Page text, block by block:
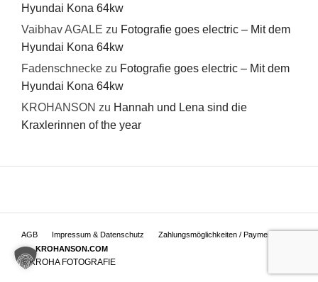
Hyundai Kona 64kw
Vaibhav AGALE zu Fotografie goes electric – Mit dem
Hyundai Kona 64kw
Fadenschnecke zu Fotografie goes electric – Mit dem
Hyundai Kona 64kw
KROHANSON zu Hannah und Lena sind die
Kraxlerinnen of the year
AGB Impressum & Datenschutz
Zahlungsmöglichkeiten / Payment
KROHANSON.COM
© KROHA FOTOGRAFIE